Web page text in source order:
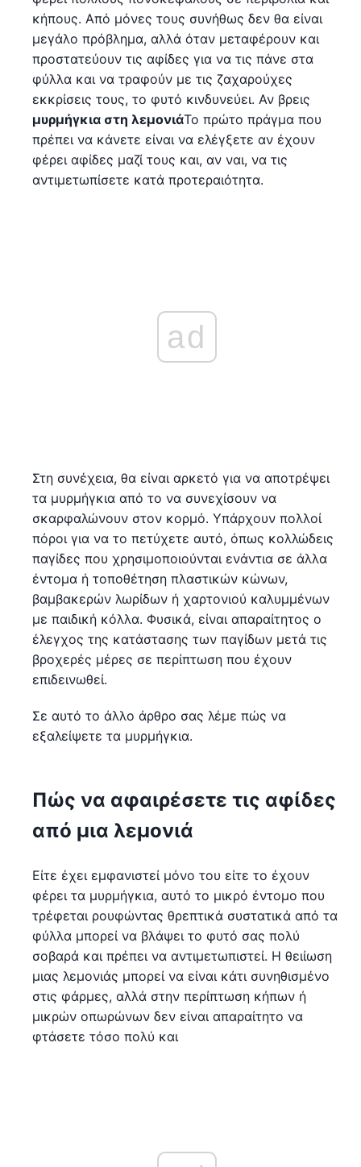
κήπους. Από μόνες τους συνήθως δεν θα είναι
μεγάλο πρόβλημα, αλλά όταν μεταφέρουν και
προστατεύουν τις αφίδες για να τις πάνε στα
φύλλα και να τραφούν με τις ζαχαρούχες
εκκρίσεις τους, το φυτό κινδυνεύει. Αν βρεις
μυρμήγκια στη λεμονιάΤο πρώτο πράγμα που
πρέπει να κάνετε είναι να ελέγξετε αν έχουν
φέρει αφίδες μαζί τους και, αν ναι, να τις
αντιμετωπίσετε κατά προτεραιότητα.
ad
Στη συνέχεια, θα είναι αρκετό για να αποτρέψει
τα μυρμήγκια από το να συνεχίσουν να
σκαρφαλώνουν στον κορμό. Υπάρχουν πολλοί
πόροι για να το πετύχετε αυτό, όπως κολλώδεις
παγίδες που χρησιμοποιούνται ενάντια σε άλλα
έντομα ή τοποθέτηση πλαστικών κώνων,
βαμβακερών λωρίδων ή χαρτονιού καλυμμένων
με παιδική κόλλα. Φυσικά, είναι απαραίτητος ο
έλεγχος της κατάστασης των παγίδων μετά τις
βροχερές μέρες σε περίπτωση που έχουν
επιδεινωθεί.
Σε αυτό το άλλο άρθρο σας λέμε πώς να
εξαλείψετε τα μυρμήγκια.
Πώς να αφαιρέσετε τις αφίδες
από μια λεμονιά
Είτε έχει εμφανιστεί μόνο του είτε το έχουν
φέρει τα μυρμήγκια, αυτό το μικρό έντομο που
τρέφεται ρουφώντας θρεπτικά συστατικά από τα
φύλλα μπορεί να βλάψει το φυτό σας πολύ
σοβαρά και πρέπει να αντιμετωπιστεί. Η θειίωση
μιας λεμονιάς μπορεί να είναι κάτι συνηθισμένο
στις φάρμες, αλλά στην περίπτωση κήπων ή
μικρών οπωρώνων δεν είναι απαραίτητο να
φτάσετε τόσο πολύ και